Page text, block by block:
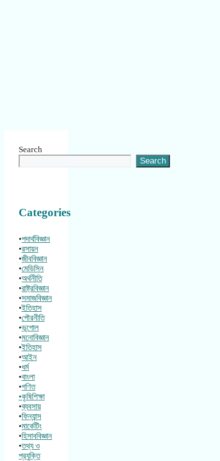
Search
Search
Categories
•পদার্থবিজ্ঞান
•রসায়ন
•জীববিজ্ঞান
•মেডিসিন
•অর্থনীতি
•রাষ্ট্রবিজ্ঞান
•সমাজবিজ্ঞান
•ইতিহাস
•পৌরনীতি
•ভূগোল
•মনোবিজ্ঞান
•ইতিহাস
•আইন
•ধর্ম
•বাংলা
•গণিত
•কৃষিশিক্ষা
•ব্যবসায়
•ফিন্যান্স
•মার্কেটিং
•হিসাববিজ্ঞান
•তথ্য ও
প্রযুক্তি